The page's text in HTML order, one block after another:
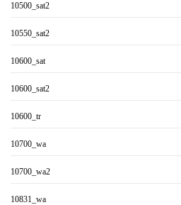
10500_sat2
10550_sat2
10600_sat
10600_sat2
10600_tr
10700_wa
10700_wa2
10831_wa